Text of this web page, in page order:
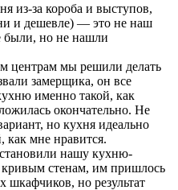
из-за короба и выступов,
и дешевле) — это не наш
были, но не нашли
центрам мы решили делать
замерщика, он все
именно такой, как
окончательно. Не
но кухня идеально
как мне нравится.
нашу кухню-
стенам, им пришлось
шкафчиков, но результат